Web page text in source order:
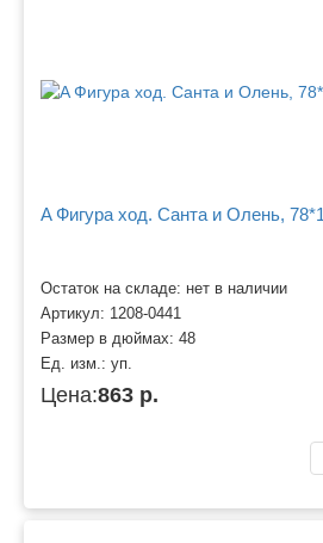
A Фигура ход. Санта и Олень,
Остаток на складе: нет в наличии
Артикул: 1208-0441
Размер в дюймах: 48
Ед. изм.: уп.
Цена:863 р.